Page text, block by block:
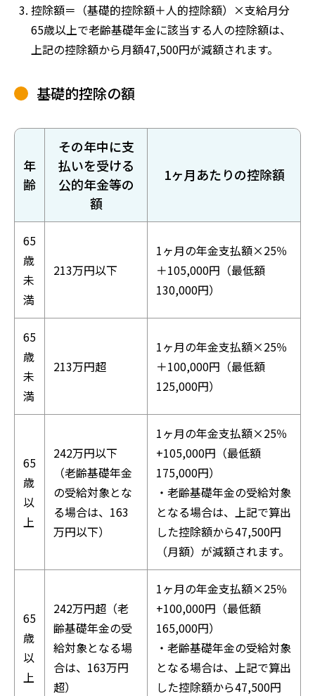
控除額＝（基礎的控除額＋人的控除額）×支給月分
65歳以上で老齢基礎年金に該当する人の控除額は、
上記の控除額から月額47,500円が減額されます。
基礎的控除の額
年
齢
その年中に支
払いを受ける
公的年金等の
額
1ヶ月あたりの控除額
65
歳
未
満
213万円以下
1ヶ月の年金支払額×25％
＋105,000円（最低額
130,000円）
65
歳
未
満
213万円超
1ヶ月の年金支払額×25％
＋100,000円（最低額
125,000円）
65
歳
以
上
242万円以下
（老齢基礎年金
の受給対象とな
る場合は、163
万円以下）
1ヶ月の年金支払額×25％
+105,000円（最低額
175,000円）
・老齢基礎年金の受給対象
となる場合は、上記で算出
した控除額から47,500円
（月額）が減額されます。
65
歳
以
上
242万円超（老
齢基礎年金の受
給対象となる場
合は、163万円
超）
1ヶ月の年金支払額×25％
+100,000円（最低額
165,000円）
・老齢基礎年金の受給対象
となる場合は、上記で算出
した控除額から47,500円